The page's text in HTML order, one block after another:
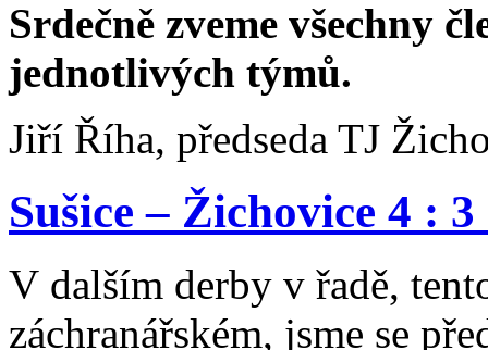
Srdečně zveme všechny
jednotlivých týmů.
Jiří Říha, předseda TJ
Sušice – Žichovice 4 :
V dalším derby v řadě,
záchranářském, jsme se